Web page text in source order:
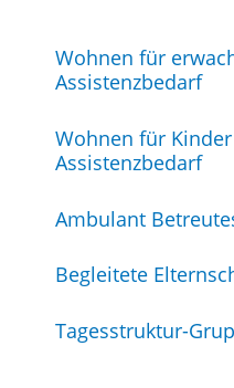
Wohnen für
Assistenzbedarf
Wohnen für
Assistenzbedarf
Ambulant
Begleitete
Tagesstruktur-